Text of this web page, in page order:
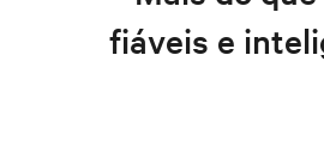
fiáveis e